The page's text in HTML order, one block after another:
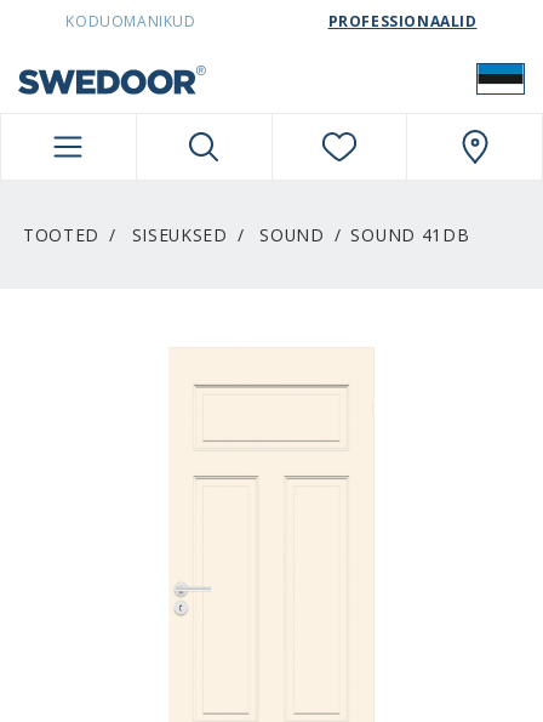
SWEDOORESTONIA NAVIGATION
KODUOMANIKUD PROFESSIONAALID
TOOTED SISEUKSED SOUND SOUND 41DB